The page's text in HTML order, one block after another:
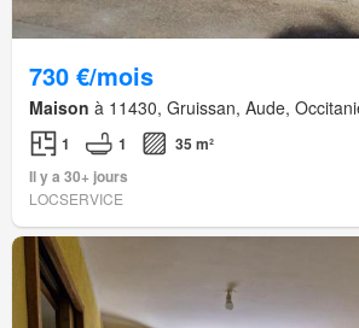
730 €/mois
Maison à 11430, Gruissan, Aude,
1 1
35 m²
Il y a 30+ jours
LOCSERVICE